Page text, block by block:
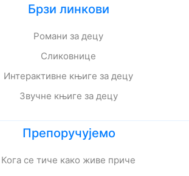
Брзи линкови
Романи за децу
Сликовнице
Интерактивне књиге за децу
Звучне књиге за децу
Препоручујемо
Кога се тиче како живе приче